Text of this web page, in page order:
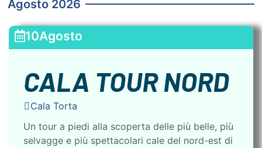
Agosto 2026
10Agosto
CALA TOUR NORD
Cala Torta
Un tour a piedi alla scoperta delle più belle, più
selvagge e più spettacolari cale del nord-est di